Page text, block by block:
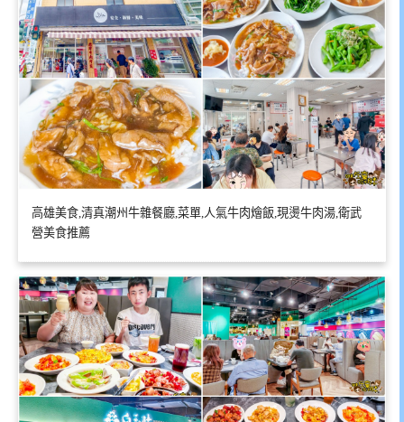
高雄美食,清真潮州牛雜餐廳,菜單,人氣牛肉燴飯,現燙牛肉湯,衛武
營美食推薦